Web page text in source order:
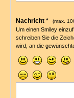
Nachricht * (max.
Um einen Smiley
schreiben Sie die
wird, an die